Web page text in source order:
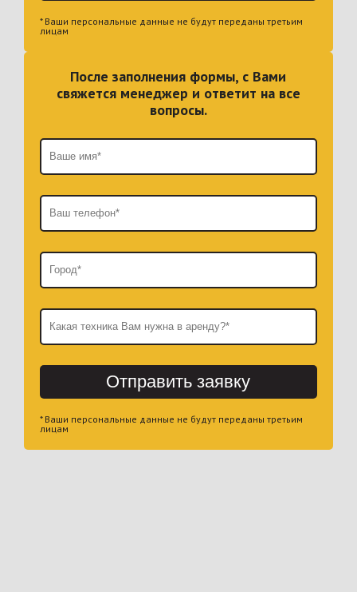
* Ваши персональные данные не будут переданы третьим
лицам
После заполнения формы, с Вами
свяжется менеджер и ответит на все
вопросы.
Отправить заявку
* Ваши персональные данные не будут переданы третьим
лицам